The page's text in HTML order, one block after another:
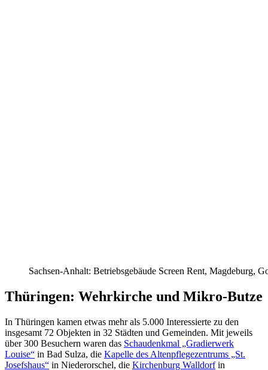
Sachsen-Anhalt: Betriebsgebäude Screen Rent, Magdeburg,
Thüringen: Wehrkirche und Mikro-Butze
In Thüringen kamen etwas mehr als 5.000 Interessierte zu den
insgesamt 72 Objekten in 32 Städten und Gemeinden. Mit jeweils
über 300 Besuchern waren das Schaudenkmal „Gradierwerk
Louise“ in Bad Sulza, die Kapelle des Altenpflegezentrums „St.
Josefshaus“ in Niederorschel, die Kirchenburg Walldorfin